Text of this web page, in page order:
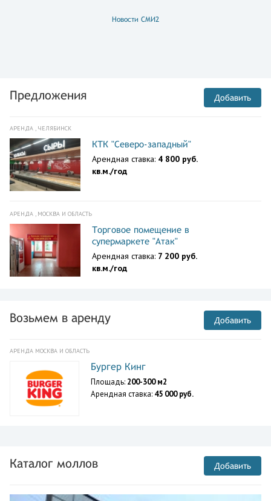
Новости СМИ2
Предложения Добавить
АРЕНДА , ЧЕЛЯБИНСК
КТК "Северо-западный"
Арендная ставка: 4 800 руб.
кв.м./год
АРЕНДА , МОСКВА И ОБЛАСТЬ
Торговое помещение в
супермаркете "Атак"
Арендная ставка: 7 200 руб.
кв.м./год
Возьмем в аренду Добавить
АРЕНДА МОСКВА И ОБЛАСТЬ
Бургер Кинг
Площадь: 200-300 м2
Арендная ставка: 45 000 руб.
Каталог моллов Добавить